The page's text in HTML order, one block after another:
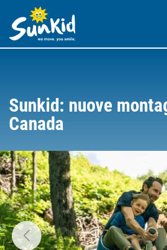
Sunkid: nuove
Canada